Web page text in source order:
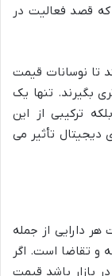
که قصد فعالیت در
تا نوسانات قیمت
بگیرند. تنها یک
ترکیبی از این
دیجیتال تأثیر می
دارایی از جمله
و تقاضا است. اگر
بازار باشد قیمت